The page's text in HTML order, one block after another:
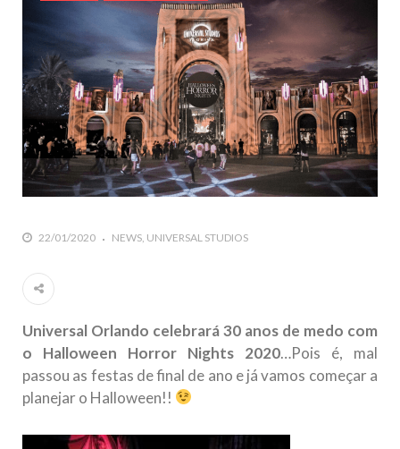
22/01/2020 NEWS UNIVERSAL STUDIOS
Universal Orlando celebrará 30 anos de medo com
o Halloween Horror Nights 2020…Pois é, mal
passou as festas de final de ano e já vamos começar a
planejar o Halloween!!